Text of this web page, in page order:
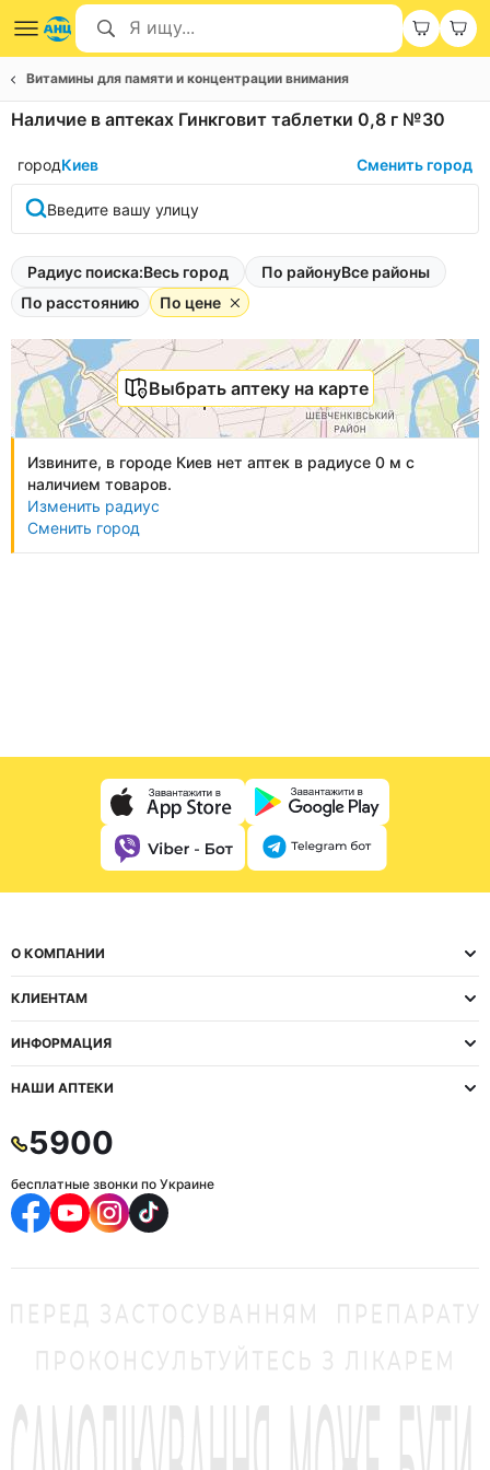
Витамины для памяти и концентрации внимания
Наличие в аптеках Гинкговит таблетки 0,8 г №30
городКиев Сменить город
Введите вашу улицу
Радиус поиска:Весь город По районуВсе районы
По расстоянию
По цене
Выбрать аптеку на карте
Извините, в городе Киев нет аптек в радиусе 0 м с
наличием товаров.
Изменить радиус
Сменить город
О КОМПАНИИ
КЛИЕНТАМ
ИНФОРМАЦИЯ
НАШИ АПТЕКИ
5900
бесплатные звонки по Украине